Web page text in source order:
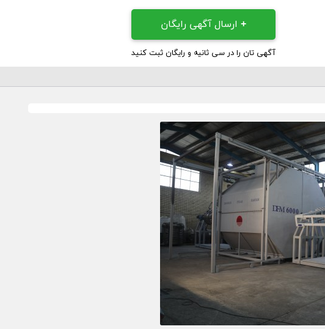
+ارسال آگهی رایگان
آگهی تان را در سی ثانیه و رایگان ثبت کنید